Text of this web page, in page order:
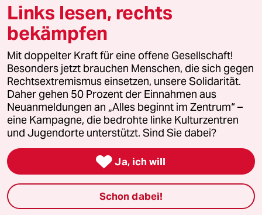
© 2026 taz Verlags und Vertriebs GmbH
Alle Rechte vorbehalten. Bei rechtlichen Fragen oder für Genehmigungen
wenden Sie sich bitte an
lizenzen@taz.de
Feedback Redaktionsstatut Kommune-Richtlinien
Leitlinie Informant Datenschutz Impressum AGB
Seitenwende Einwilligungen widerrufen (Ads)
Links lesen, rechts
bekämpfen
Mit doppelter Kraft für eine offene Gesellschaft!
Besonders jetzt brauchen Menschen, die sich gegen
Rechtsextremismus einsetzen, unsere Solidarität.
Daher gehen 50 Prozent der Einnahmen aus
Neuanmeldungen an „Alles beginnt im Zentrum“ –
eine Kampagne, die bedrohte linke Kulturzentren
und Jugendorte unterstützt. Sind Sie dabei?
 Ja, ich will
Schon dabei!